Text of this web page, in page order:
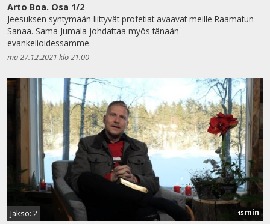
Arto Boa. Osa 1/2
Jeesuksen syntymään liittyvät profetiat avaavat meille Raamatun
Sanaa. Sama Jumala johdattaa myös tänään
evankelioidessamme.
ma 27.12.2021 klo 21.00
Jakso: 2 15 min